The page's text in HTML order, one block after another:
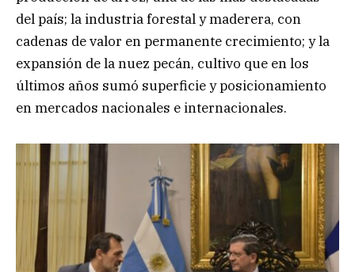
del país; la industria forestal y maderera, con
cadenas de valor en permanente crecimiento; y la
expansión de la nuez pecán, cultivo que en los
últimos años sumó superficie y posicionamiento
en mercados nacionales e internacionales.